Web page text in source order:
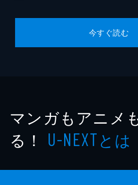
今すぐ読む
マンガもアニメ
る！ U-NEXTとは